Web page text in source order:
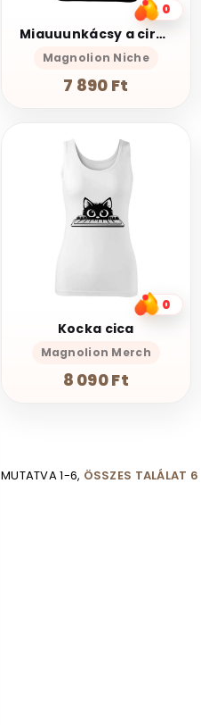
0
Miauuunkácsy a cirmos
Magnolion Niche
7 890 Ft
0
Kocka cica
Magnolion Merch
8 090 Ft
MUTATVA 1-6, ÖSSZES TALÁLAT 6